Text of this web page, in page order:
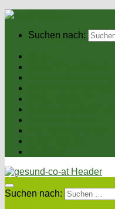
Suchen nach:
Suchen nach: